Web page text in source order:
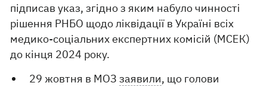
підписав указ, згідно з яким набуло чинності
рішення РНБО щодо ліквідації в Україні всіх
медико-соціальних експертних комісій (МСЕК)
до кінця 2024 року.
29 жовтня в МОЗзаявили, що голови